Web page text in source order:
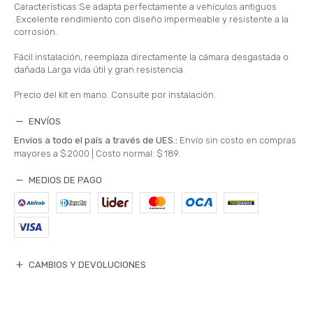
Características:Se adapta perfectamente a vehículos antiguos
.Excelente rendimiento con diseño impermeable y resistente a la
corrosión.
Fácil instalación, reemplaza directamente la cámara desgastada o
dañada.Larga vida útil y gran resistencia.
Precio del kit en mano. Consulte por instalación.
ENVÍOS
Envíos a todo el país a través de UES.: Envío sin costo en compras
mayores a $ 2000 | Costo normal: $ 189.
MEDIOS DE PAGO
CAMBIOS Y DEVOLUCIONES